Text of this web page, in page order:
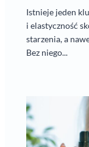
Istnieje jeden
i elastyczność
starzenia, a
Bez niego...